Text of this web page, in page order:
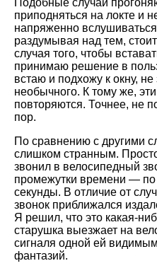
Подобные случаи
приподняться на локте и
напряженно
раздумывая над тем,
случая того, чтобы
принимаю решение в
встаю и подхожу к окну,
необычного. К тому же,
повторяются. Точнее, не
пор.
По сравнению с другими
слишком странным.
звонил в велосипедный
промежутки времени —
секунды. В отличие от
звонок приближался
Я решил, что это какая-
старушка выезжает на
сигналя одной ей
фантазий.